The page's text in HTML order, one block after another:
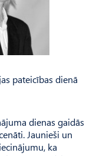
pateicības dienā
dienas gaidās
Jaunieši un
ka